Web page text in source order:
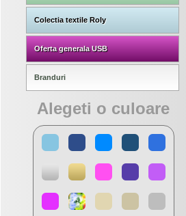
Colectia textile Roly
Oferta generala USB
Branduri
Alegeti o culoare